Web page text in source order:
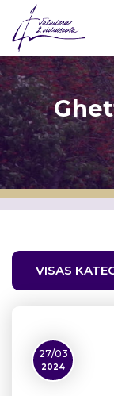
VISAS
27/03
2024